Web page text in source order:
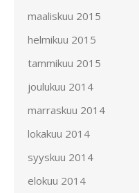
maaliskuu 2015
helmikuu 2015
tammikuu 2015
joulukuu 2014
marraskuu 2014
lokakuu 2014
syyskuu 2014
elokuu 2014